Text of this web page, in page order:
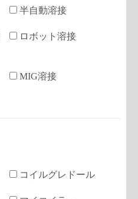
半自動溶接
ロボット溶接
MIG溶接
コイルグレドール